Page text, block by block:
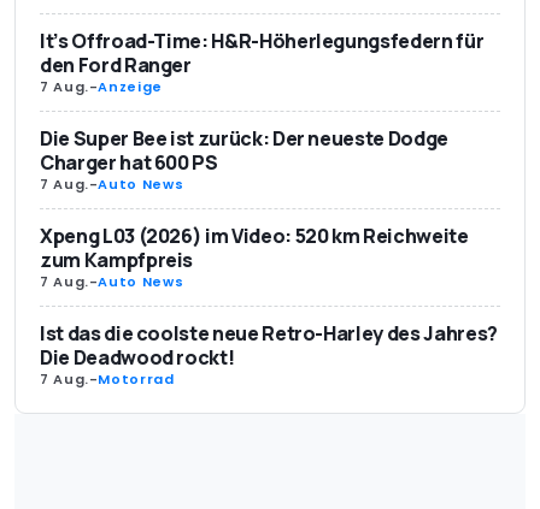
It’s Offroad-Time: H&R-Höherlegungsfedern für
den Ford Ranger
7 Aug.-Anzeige
Die Super Bee ist zurück: Der neueste Dodge
Charger hat 600 PS
7 Aug.-Auto News
Xpeng L03 (2026) im Video: 520 km Reichweite
zum Kampfpreis
7 Aug.-Auto News
Ist das die coolste neue Retro-Harley des Jahres?
Die Deadwood rockt!
7 Aug.-Motorrad